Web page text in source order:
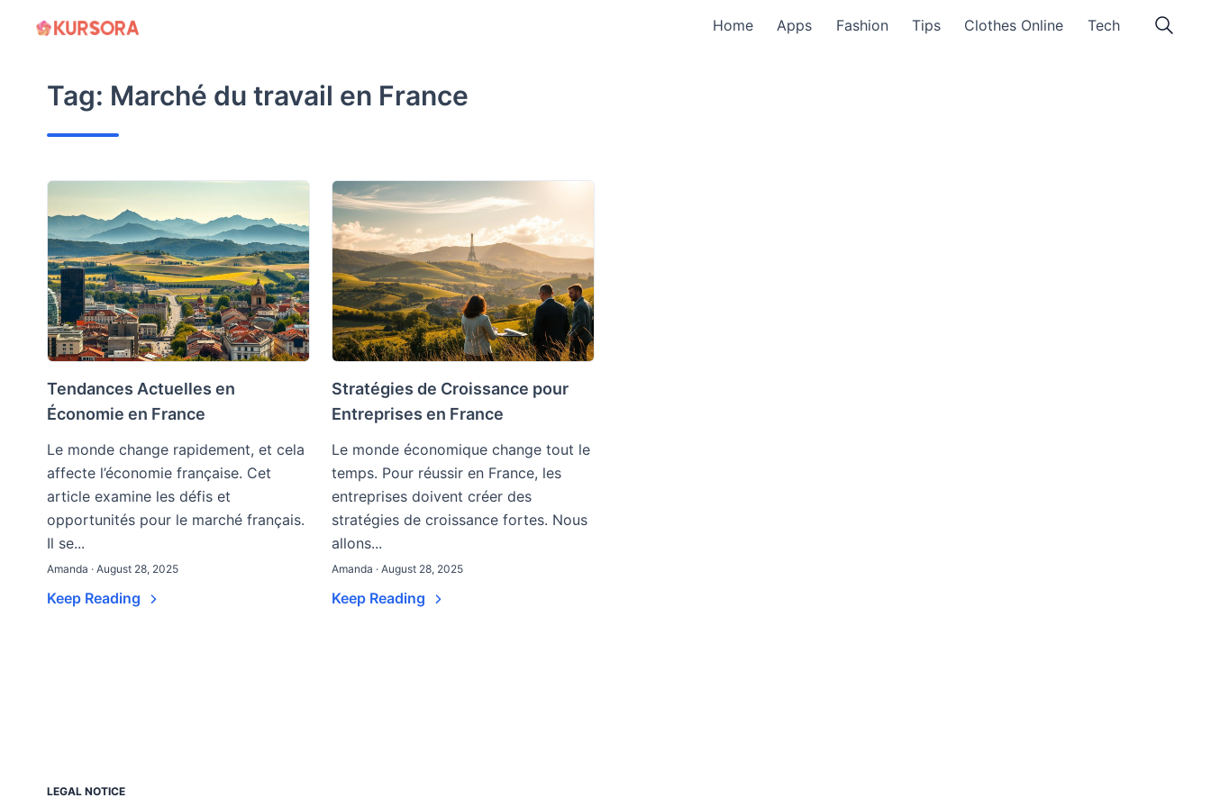
Home Apps Fashion Tips Clothes Online Tech
Tag: Marché du travail en France
Tendances Actuelles en
Économie en France
Le monde change rapidement, et cela
affecte l’économie française. Cet
article examine les défis et
opportunités pour le marché français.
Il se...
Amanda · August 28, 2025
Keep Reading
Stratégies de Croissance pour
Entreprises en France
Le monde économique change tout le
temps. Pour réussir en France, les
entreprises doivent créer des
stratégies de croissance fortes. Nous
allons...
Amanda · August 28, 2025
Keep Reading
LEGAL NOTICE